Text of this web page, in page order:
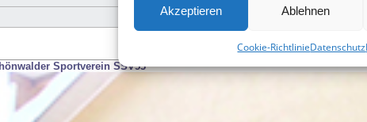
Akzeptieren Ablehnen
Cookie-RichtlinieDatenschutz
Sportverein SSV53